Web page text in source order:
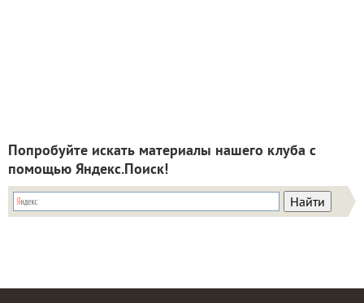
Попробуйте искать материалы нашего клуба с
помощью Яндекс.Поиск!